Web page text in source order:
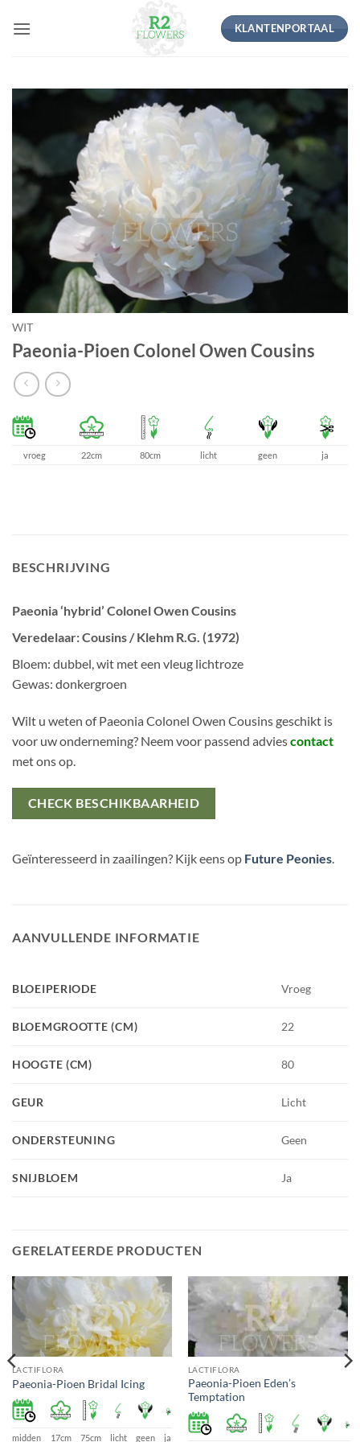
naar
KLANTENPORTAAL
WIT
Paeonia-Pioen Colonel Owen Cousins
vroeg 22cm 80cm licht geen ja
BESCHRIJVING
Paeonia ‘hybrid’ Colonel Owen Cousins
Veredelaar: Cousins / Klehm R.G. (1972)
Bloem: dubbel, wit met een vleug lichtroze
Gewas: donkergroen
Wilt u weten of Paeonia Colonel Owen Cousins geschikt is
voor uw onderneming? Neem voor passend adviescontact
met ons op.
CHECK BESCHIKBAARHEID
Geïnteresseerd in zaailingen? Kijk eens op Future Peonies.
AANVULLENDE INFORMATIE
BLOEIPERIODE Vroeg
BLOEMGROOTTE (CM) 22
HOOGTE (CM) 80
GEUR Licht
ONDERSTEUNING Geen
SNIJBLOEM Ja
GERELATEERDE PRODUCTEN
LACTIFLORA
Paeonia-Pioen Bridal Icing
midden 17cm 75cm licht geen ja
LACTIFLORA
Paeonia-Pioen Eden’s
Temptation